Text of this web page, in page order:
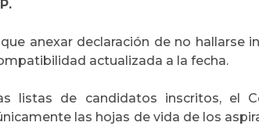
anexar declaración de no hallarse
actualizada a la fecha.
listas de candidatos inscritos, el
las hojas de vida de los